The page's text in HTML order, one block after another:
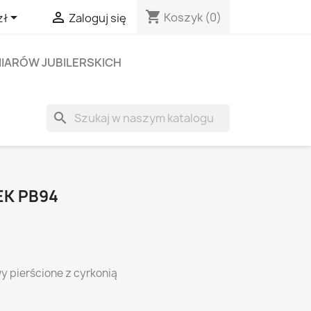
  Zaloguj się shopping_cart Koszyk (0)
JUBILERSKICH
search
PB94
pierścione z cyrkonią